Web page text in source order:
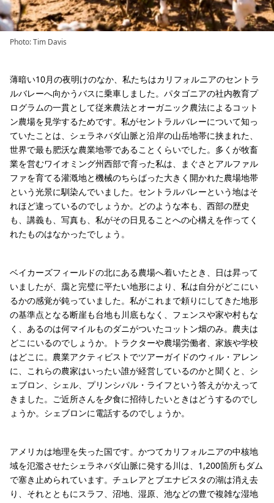
Photo: Tim Davis
薄暗い10月の夜明けのなか、私たちはカリフォルニアのセントラ
ルバレーへ向かうバスに乗車しました。パタゴニアの社内教育プ
ログラムの一貫として従来農法とオーガニック農法によるコット
ン農場を見学するためです。私がセントラルバレーについて知っ
ていたことは、シェラネバダ山脈と沿岸の山岳地帯に挟まれた、
世界で最も肥沃な農業地帯であることくらいでした。多くが牧畜
業を営むワイオミング州西部で育った私は、まぐさとアルファル
ファを育てる灌漑地と機械のちらばった大きく開かれた農場地帯
という光景に馴染んでいました。セントラルバレーという地はそ
れほど違っているのでしょうか。どのような本も、西部の歴史
も、講義も、写真も、私がその日見ることへの心構えを作ってく
れたものはなかったでしょう。
ベイカーズフィールドの北にある農場へ着いたとき、日は昇って
いましたが、靄と完璧に平たい地形により、私は自分がどこにい
るかの感覚が鈍っていました。私がこれまで頼りにしてきた地形
の基準点となる断崖も台地も川底もなく、フェンスや家や村もな
く、あるのは何マイルものダニがついたコットン畑のみ。農夫は
どこにいるのでしょうか。トラクターや農場労働者、家族や学校
はどこに。農業アクティビストでツアーガイドのウィル・アレン
に、これらの農家はいったい誰が経営しているのかと聞くと、シ
ェブロン、シェル、プリンシパル・ライフという答えがかえって
きました。ご近所さんを夕食に招待したいときはどうするのでし
ょうか。シェブロンに電話するのでしょうか。
アメリカは地理を失った国です。かつてカリフォルニアの中核地
域を氾濫させたシェラネバダ山脈に発する川は、1,200箇所もダム
で塞き止められています。チュレアとブエナビスタの湖は消え去
り、それとともにスラフ、沼地、湿原、池などの豊で複雑な湿地